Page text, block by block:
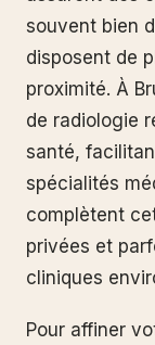
souvent bien
disposent de
proximité. À
de radiologie
santé,
spécialités
complètent
privées et
cliniques
Pour affiner